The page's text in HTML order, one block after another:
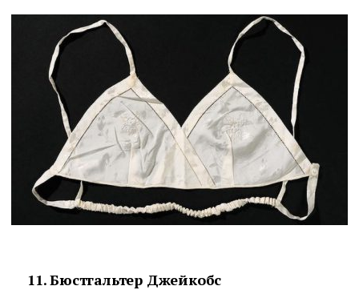
11. Бюстгальтер Джейкобс